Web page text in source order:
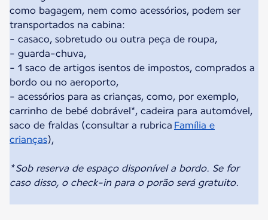
como bagagem, nem como acessórios, podem ser
transportados na cabina:
- casaco, sobretudo ou outra peça de roupa,
- guarda-chuva,
- 1 saco de artigos isentos de impostos, comprados a
bordo ou no aeroporto,
- acessórios para as crianças, como, por exemplo,
carrinho de bebé dobrável*, cadeira para automóvel,
saco de fraldas (consultar a rubrica Família e
crianças),
* Sob reserva de espaço disponível a bordo. Se for
caso disso, o check-in para o porão será gratuito.